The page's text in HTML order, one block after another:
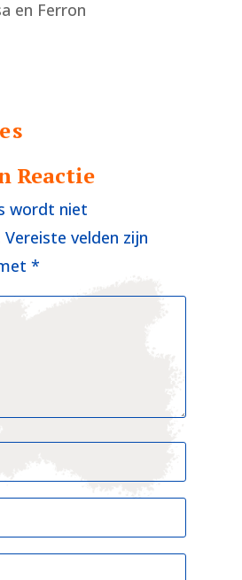
en Ferron
Reactie
wordt niet
Vereiste velden zijn
*